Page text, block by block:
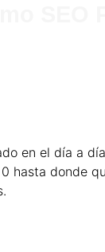
en el día a
hasta donde